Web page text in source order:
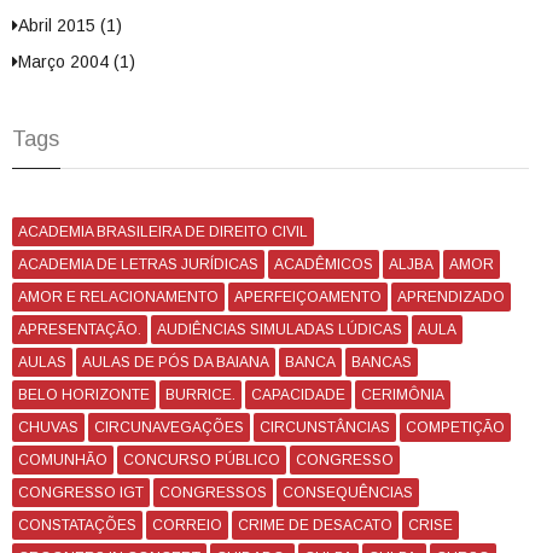
Abril 2015 (1)
Março 2004 (1)
Tags
ACADEMIA BRASILEIRA DE DIREITO CIVIL
ACADEMIA DE LETRAS JURÍDICAS
ACADÊMICOS ALJBA
AMOR
AMOR E RELACIONAMENTO
APERFEIÇOAMENTO
APRENDIZADO
APRESENTAÇÃO.
AUDIÊNCIAS SIMULADAS LÚDICAS
AULA
AULAS
AULAS DE PÓS DA BAIANA BANCA
BANCAS
BELO HORIZONTE
BURRICE. CAPACIDADE
CERIMÔNIA
CHUVAS
CIRCUNAVEGAÇÕES CIRCUNSTÂNCIAS
COMPETIÇÃO
COMUNHÃO
CONCURSO PÚBLICO
CONGRESSO
CONGRESSO IGT
CONGRESSOS
CONSEQUÊNCIAS
CONSTATAÇÕES
CORREIO CRIME DE DESACATO
CRISE